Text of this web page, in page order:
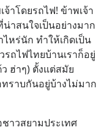
าโดยรถไฟ! ข้าพเจ้า
น่าสนใจเป็นอย่างมาก
ไหร่นัก ทำให้เกิดเป็น
ถไฟไทยบ้านเราก็อยู่
ฮ่าๆ) ตั้งแต่สมัย
ราบกันอยู่บ้างไม่มาก
าวสยามประเทศ